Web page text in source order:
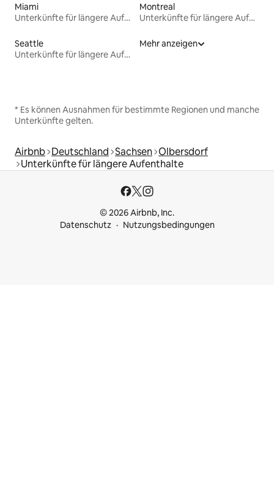
Miami
Unterkünfte für längere Aufenthalte
Montreal
Unterkünfte für längere Aufenthalte
Seattle
Unterkünfte für längere Aufenthalte
Mehr anzeigen
* Es können Ausnahmen für bestimmte Regionen und manche
Unterkünfte gelten.
Airbnb Deutschland Sachsen Olbersdorf
Unterkünfte für längere Aufenthalte
© 2026 Airbnb, Inc.
Datenschutz
Nutzungsbedingungen